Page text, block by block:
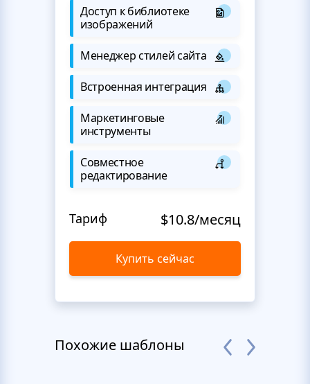
Доступ к библиотеке
изображений
Менеджер стилей сайта
Встроенная интеграция
Маркетинговые
инструменты
Совместное
редактирование
Тариф $10.8/месяц
Купить сейчас
Похожие шаблоны